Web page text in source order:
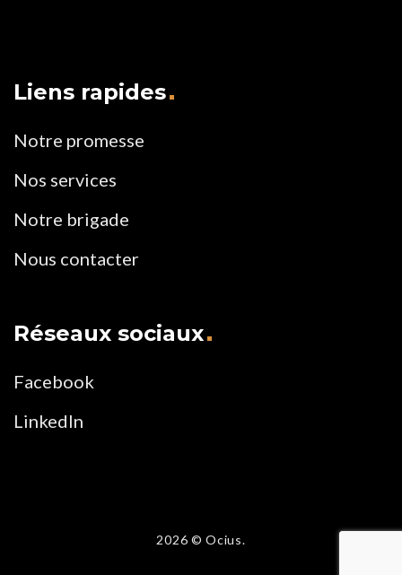
Liens rapides
Notre promesse
Nos services
Notre brigade
Nous contacter
Réseaux sociaux
Facebook
LinkedIn
2026 © Ocius.